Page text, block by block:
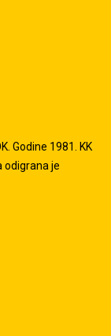
Godine 1981. KK
odigrana je